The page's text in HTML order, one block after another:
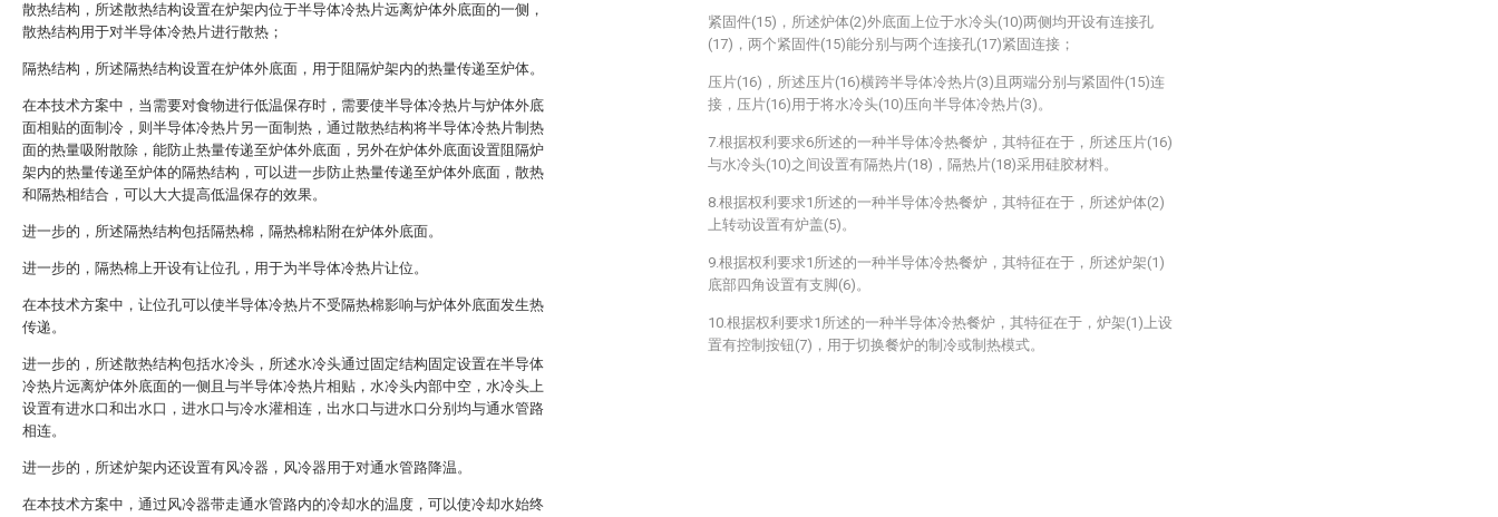
散热结构，所述散热结构设置在炉架内位于半导体冷热片远离炉体外底面的一侧，
散热结构用于对半导体冷热片进行散热；
隔热结构，所述隔热结构设置在炉体外底面，用于阻隔炉架内的热量传递至炉体。
在本技术方案中，当需要对食物进行低温保存时，需要使半导体冷热片与炉体外底
面相贴的面制冷，则半导体冷热片另一面制热，通过散热结构将半导体冷热片制热
面的热量吸附散除，能防止热量传递至炉体外底面，另外在炉体外底面设置阻隔炉
架内的热量传递至炉体的隔热结构，可以进一步防止热量传递至炉体外底面，散热
和隔热相结合，可以大大提高低温保存的效果。
进一步的，所述隔热结构包括隔热棉，隔热棉粘附在炉体外底面。
进一步的，隔热棉上开设有让位孔，用于为半导体冷热片让位。
在本技术方案中，让位孔可以使半导体冷热片不受隔热棉影响与炉体外底面发生热
传递。
进一步的，所述散热结构包括水冷头，所述水冷头通过固定结构固定设置在半导体
冷热片远离炉体外底面的一侧且与半导体冷热片相贴，水冷头内部中空，水冷头上
设置有进水口和出水口，进水口与冷水灌相连，出水口与进水口分别均与通水管路
相连。
进一步的，所述炉架内还设置有风冷器，风冷器用于对通水管路降温。
在本技术方案中，通过风冷器带走通水管路内的冷却水的温度，可以使冷却水始终
紧固件(15)，所述炉体(2)外底面上位于水冷头(10)两侧均开设有连接孔
(17)，两个紧固件(15)能分别与两个连接孔(17)紧固连接；
压片(16)，所述压片(16)横跨半导体冷热片(3)且两端分别与紧固件(15)连
接，压片(16)用于将水冷头(10)压向半导体冷热片(3)。
7.根据权利要求6所述的一种半导体冷热餐炉，其特征在于，所述压片(16)
与水冷头(10)之间设置有隔热片(18)，隔热片(18)采用硅胶材料。
8.根据权利要求1所述的一种半导体冷热餐炉，其特征在于，所述炉体(2)
上转动设置有炉盖(5)。
9.根据权利要求1所述的一种半导体冷热餐炉，其特征在于，所述炉架(1)
底部四角设置有支脚(6)。
10.根据权利要求1所述的一种半导体冷热餐炉，其特征在于，炉架(1)上设
置有控制按钮(7)，用于切换餐炉的制冷或制热模式。